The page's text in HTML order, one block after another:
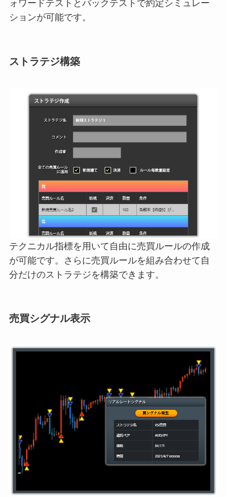
ォワードテストとバックテストで約定シミュレー
ションが可能です。
ストラテジ構築
テクニカル指標を用いて自由に売買ルールの作成
が可能です。さらに売買ルールを組み合わせて自
分だけのストラテジを構築できます。
売買シグナル表示